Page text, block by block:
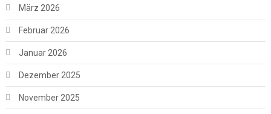
März 2026
Februar 2026
Januar 2026
Dezember 2025
November 2025